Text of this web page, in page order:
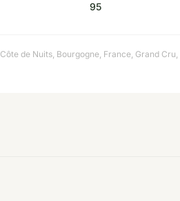
95
Côte de Nuits, Bourgogne, France, Grand Cru,